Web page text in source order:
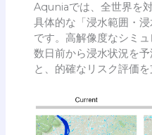
Aquniaでは、全世界を
具体的な「浸水範囲・
です。高解像度なシミ
数日前から浸水状況を
と、的確なリスク評価を